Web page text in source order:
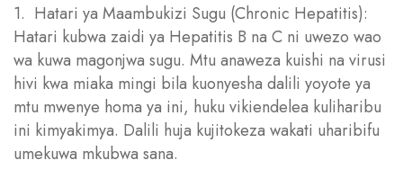
1. Hatari ya Maambukizi Sugu (Chronic Hepatitis):
Hatari kubwa zaidi ya Hepatitis B na C ni uwezo wao
wa kuwa magonjwa sugu. Mtu anaweza kuishi na virusi
hivi kwa miaka mingi bila kuonyesha dalili yoyote ya
mtu mwenye homa ya ini, huku vikiendelea kuliharibu
ini kimyakimya. Dalili huja kujitokeza wakati uharibifu
umekuwa mkubwa sana.